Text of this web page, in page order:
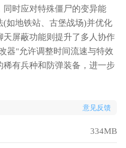
同时应对特殊僵尸的变异能
(如地铁站、古堡战场)并优化
天屏蔽功能则提升了多人协作
器"允许调整时间流速与特效
稀有兵种和防弹装备，进一步
意见反馈
334MB